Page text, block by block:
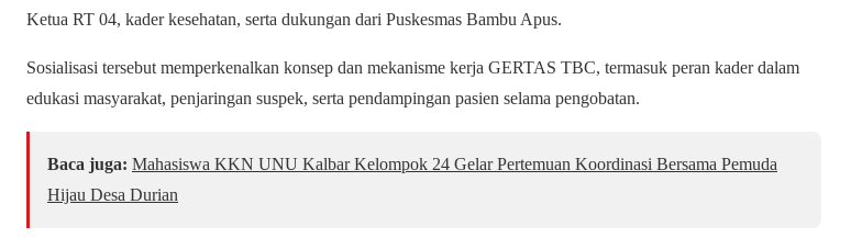
Ketua RT 04, kader kesehatan, serta dukungan dari Puskesmas Bambu Apus.
Sosialisasi tersebut memperkenalkan konsep dan mekanisme kerja GERTAS TBC, termasuk peran kader dalam
edukasi masyarakat, penjaringan suspek, serta pendampingan pasien selama pengobatan.
Baca juga: Mahasiswa KKN UNU Kalbar Kelompok 24 Gelar Pertemuan Koordinasi Bersama Pemuda
Hijau Desa Durian